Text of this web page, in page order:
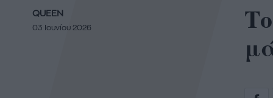
QUEEN
03 Ιουνίου 2026